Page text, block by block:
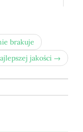
brakuje
jakości →